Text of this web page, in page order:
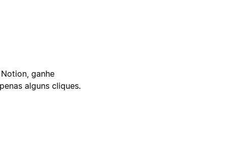
ganhe
alguns cliques.